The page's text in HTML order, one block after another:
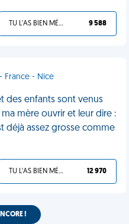
TU L'AS BIEN MÉRITÉ 9 588
France - Nice
des enfants sont venus
mère ouvrir et leur dire :
déjà assez grosse comme
TU L'AS BIEN MÉRITÉ 12 970
!